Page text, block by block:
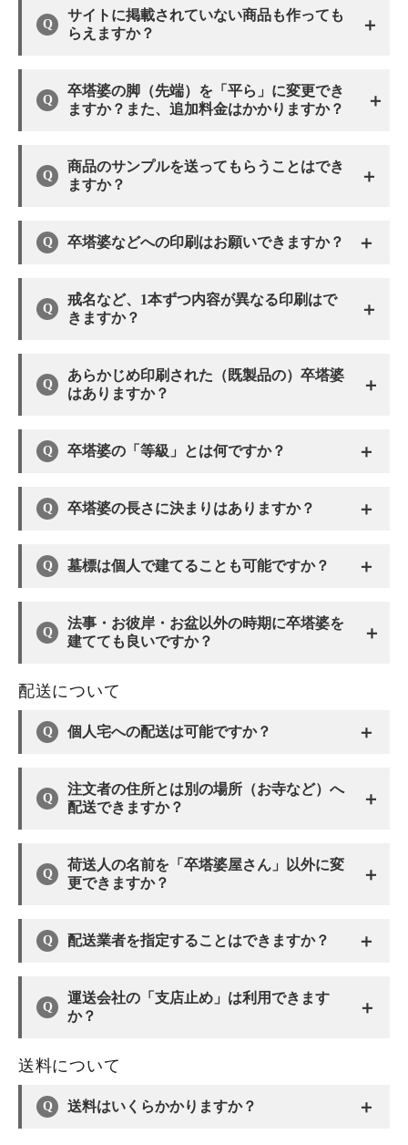
サイトに掲載されていない商品も作っても
らえますか？
＋
卒塔婆の脚（先端）を「平ら」に変更でき
ますか？また、追加料金はかかりますか？
＋
商品のサンプルを送ってもらうことはでき
ますか？
＋
卒塔婆などへの印刷はお願いできますか？ ＋
戒名など、1本ずつ内容が異なる印刷はで
きますか？
＋
あらかじめ印刷された（既製品の）卒塔婆
はありますか？
＋
卒塔婆の「等級」とは何ですか？ ＋
卒塔婆の長さに決まりはありますか？ ＋
墓標は個人で建てることも可能ですか？ ＋
法事・お彼岸・お盆以外の時期に卒塔婆を
建てても良いですか？
＋
配送について
個人宅への配送は可能ですか？ ＋
注文者の住所とは別の場所（お寺など）へ
配送できますか？
＋
荷送人の名前を「卒塔婆屋さん」以外に変
更できますか？
＋
配送業者を指定することはできますか？ ＋
運送会社の「支店止め」は利用できます
か？
＋
送料について
送料はいくらかかりますか？ ＋